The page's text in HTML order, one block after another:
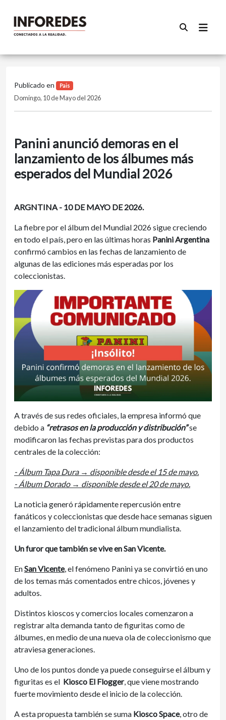
Publicado en Pais
Domingo, 10 de Mayo del 2026
Panini anunció demoras en el
lanzamiento de los álbumes más
esperados del Mundial 2026
ARGNTINA - 10 DE MAYO DE 2026.
La fiebre por el álbum del Mundial 2026 sigue creciendo
en todo el país, pero en las últimas horas Panini Argentina
confirmó cambios en las fechas de lanzamiento de
algunas de las ediciones más esperadas por los
coleccionistas.
A través de sus redes oficiales, la empresa informó que
debido a “retrasos en la producción y distribución”se
modificaron las fechas previstas para dos productos
centrales de la colección:
- Álbum Tapa Dura → disponible desde el 15 de mayo.
- Álbum Dorado → disponible desde el 20 de mayo.
La noticia generó rápidamente repercusión entre
fanáticos y coleccionistas que desde hace semanas siguen
el lanzamiento del tradicional álbum mundialista.
Un furor que también se vive en San Vicente.
EnSan Vicente, el fenómeno Panini ya se convirtió en uno
de los temas más comentados entre chicos, jóvenes y
adultos.
Distintos kioscos y comercios locales comenzaron a
registrar alta demanda tanto de figuritas como de
álbumes, en medio de una nueva ola de coleccionismo que
atraviesa generaciones.
Uno de los puntos donde ya puede conseguirse el álbum y
figuritas es el Kiosco El Flogger, que viene mostrando
fuerte movimiento desde el inicio de la colección.
A esta propuesta también se suma Kiosco Space, otro de